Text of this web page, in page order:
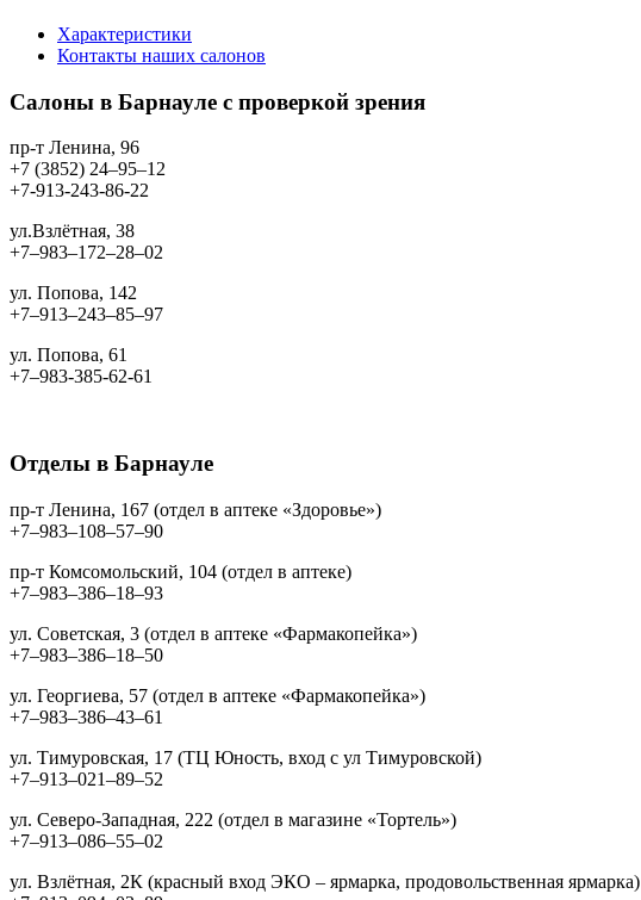
Характеристики
Контакты наших салонов
Салоны в Барнауле с проверкой зрения
пр-т Ленина, 96
+7 (3852) 24‒95‒12
+7-913-243-86-22
ул.Взлётная, 38
+7‒983‒172‒28‒02
ул. Попова, 142
+7‒913‒243‒85‒97
ул. Попова, 61
+7‒983-385-62-61
Отделы в Барнауле
пр-т Ленина, 167 (отдел в аптеке «Здоровье»)
+7‒983‒108‒57‒90
пр-т Комсомольский, 104 (отдел в аптеке)
+7‒983‒386‒18‒93
ул. Советская, 3 (отдел в аптеке «Фармакопейка»)
+7‒983‒386‒18‒50
ул. Георгиева, 57 (отдел в аптеке «Фармакопейка»)
+7‒983‒386‒43‒61
ул. Тимуровская, 17 (ТЦ Юность, вход с ул Тимуровской)
+7‒913‒021‒89‒52
ул. Северо-Западная, 222 (отдел в магазине «Тортель»)
+7‒913‒086‒55‒02
ул. Взлётная, 2К (красный вход ЭКО – ярмарка, продовольственная ярмарка)